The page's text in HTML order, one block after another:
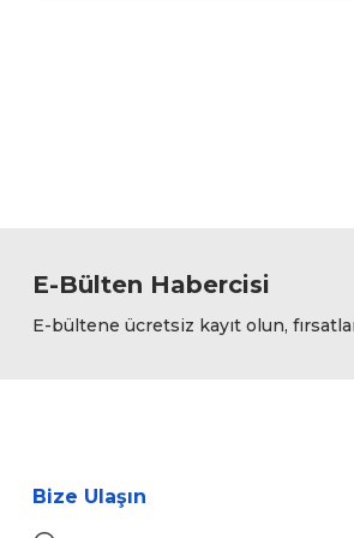
Bu ürüne benzer farklı alternatifler
E-Bülten Habercisi
E-bültene ücretsiz kayıt olun,
Bize Ulaşın